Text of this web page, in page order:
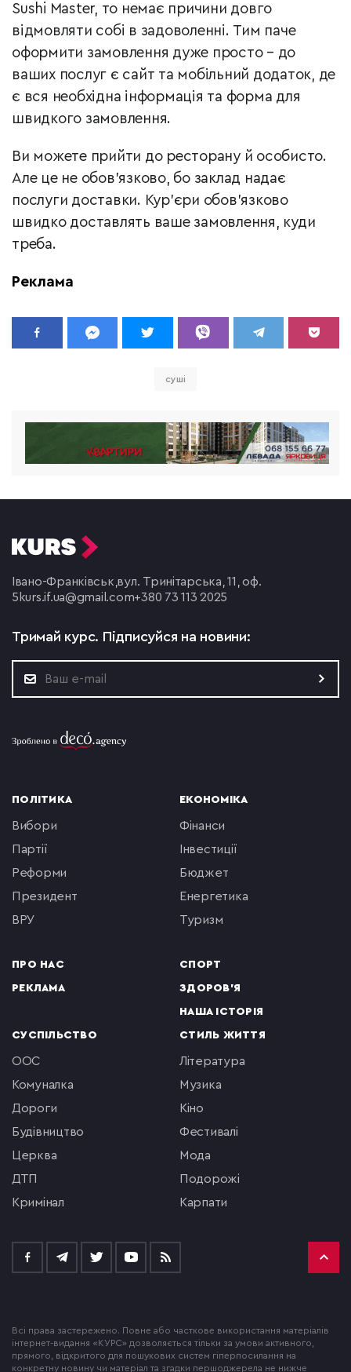
Sushi Master, то немає причини довго
відмовляти собі в задоволенні. Тим паче
оформити замовлення дуже просто – до
ваших послуг є сайт та мобільний додаток, де
є вся необхідна інформація та форма для
швидкого замовлення.
Ви можете прийти до ресторану й особисто.
Але це не обов’язково, бо заклад надає
послуги доставки. Кур’єри обов’язково
швидко доставлять ваше замовлення, куди
треба.
Реклама
суші
Івано-Франківськ, вул. Тринітарська, 11, оф.
5 kurs.if.ua@gmail.com+380 73 113 2025
Тримай курс. Підписуйся на новини:
ПОЛІТИКА
вибори
партії
реформи
президент
ВРУ
ПРО НАС
РЕКЛАМА
ЕКОНОМІКА
фінанси
інвестиції
бюджет
енергетика
туризм
СПОРТ
ЗДОРОВ'Я
НАША ІСТОРІЯ
СУСПІЛЬСТВО
ООС
комуналка
Дороги
будівництво
церква
ДТП
кримінал
СТИЛЬ ЖИТТЯ
література
музика
кіно
фестивалі
мода
подорожі
Карпати
Всі права застережено. Повне або часткове використання матеріалів
інтернет-видання «КУРС» дозволяється тільки за умови активного,
прямого, відкритого для пошукових систем гіперпосилання на
конкретну новину чи матеріал та згадки першоджерела не нижче